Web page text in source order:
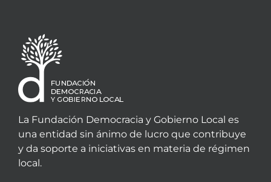
La Fundación Democracia y Gobierno Local es
una entidad sin ánimo de lucro que contribuye
y da soporte a iniciativas en materia de régimen
local.